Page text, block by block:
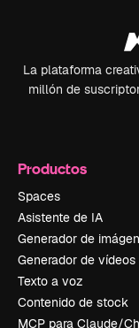
La plataforma
millón de
Productos
Spaces
Asistente de IA
Generador de
Generador de vídeos
Texto a voz
Contenido de stock
MCP para Claude/